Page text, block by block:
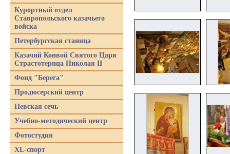
Курортный отдел
Ставропольского казачьего
войска
Петербургская станица
Казачий Конвой Святого Царя
Страстотерпца Николая II
Фонд "Берега"
Продюсерский центр
Невская сечь
Учебно-методический центр
Фотостудия
XL-спорт